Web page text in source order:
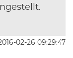
02-26 09:29:47